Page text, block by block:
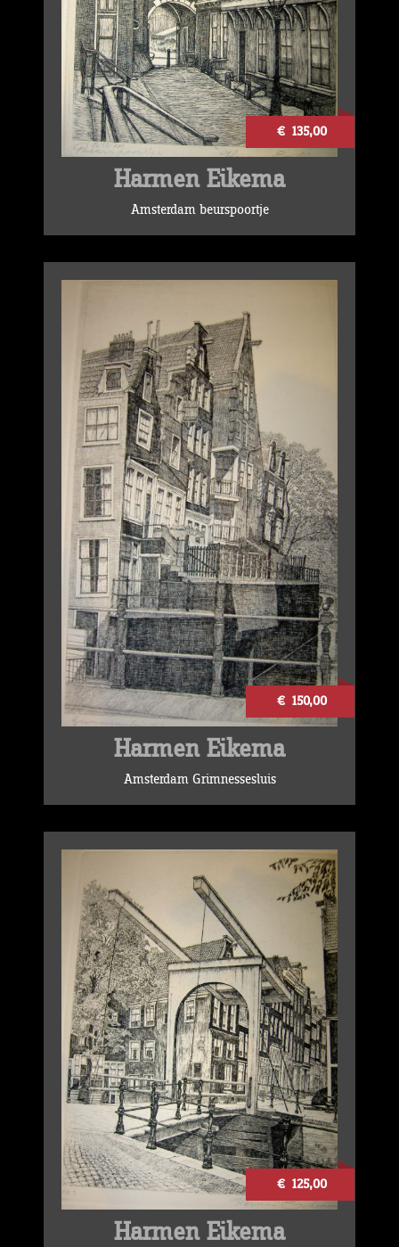
€ 135,00
Harmen Eikema
Amsterdam beurspoortje
€ 150,00
Harmen Eikema
Amsterdam Grimnessesluis
€ 125,00
Harmen Eikema